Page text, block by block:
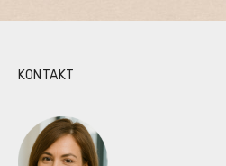
KONTAKT